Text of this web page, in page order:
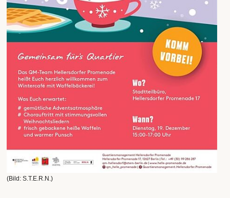
(Bild: S.T.E.R.N.)